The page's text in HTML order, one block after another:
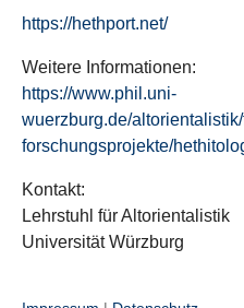
https://hethport.net/
Weitere Informationen:
https://www.phil.uni-
wuerzburg.de/
forschungsprojekte/
Kontakt:
Lehrstuhl für Altorientalistik
Universität Würzburg